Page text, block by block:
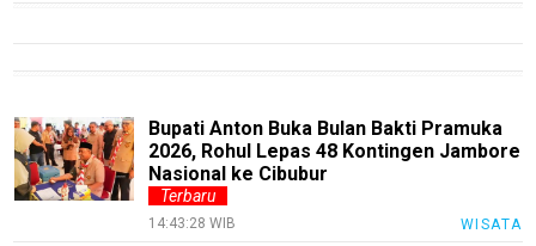
Bupati Anton Buka Bulan Bakti Pramuka
2026, Rohul Lepas 48 Kontingen Jambore
Nasional ke Cibubur
Terbaru
14:43:28 WIB WISATA
Traveling
Sport